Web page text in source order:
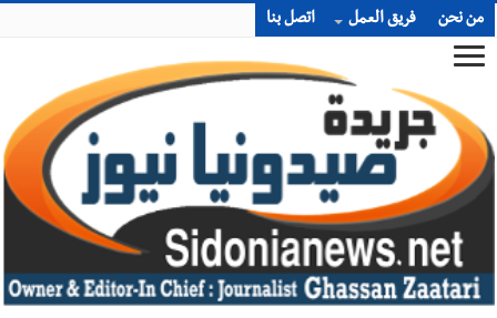
من نحن فريق العمل اتصل بنا